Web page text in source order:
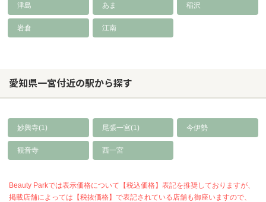
津島 あま 稲沢
岩倉 江南
愛知県一宮付近の駅から探す
妙興寺(1) 尾張一宮(1) 今伊勢
観音寺 西一宮
Beauty Parkでは表示価格について【税込価格】表記を推奨しておりますが、
掲載店舗によっては【税抜価格】で表記されている店舗も御座いますので、